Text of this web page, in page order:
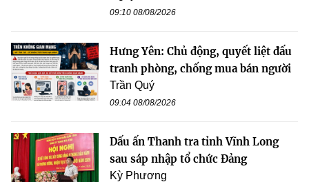
09:10 08/08/2026
Hưng Yên: Chủ động, quyết liệt đấu
tranh phòng, chống mua bán người
Trần Quý
09:04 08/08/2026
Dấu ấn Thanh tra tỉnh Vĩnh Long
sau sáp nhập tổ chức Đảng
Kỳ Phương